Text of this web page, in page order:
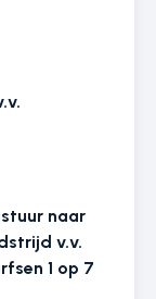
naar
v.v.
1 op 7